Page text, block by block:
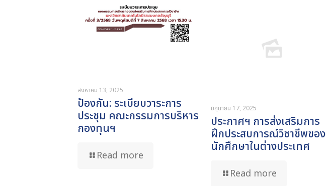
สิงหาคม 13, 2025
ป้องกัน: ระเบียบวาระการ
ประชุม คณะกรรมการบริหาร
กองทุนฯ
Read more
มิถุนายน 17, 2025
ประกาศฯ การส่งเสริมการ
ฝึกประสบการณ์วิชาชีพของ
นักศึกษาในต่างประเทศ
Read more